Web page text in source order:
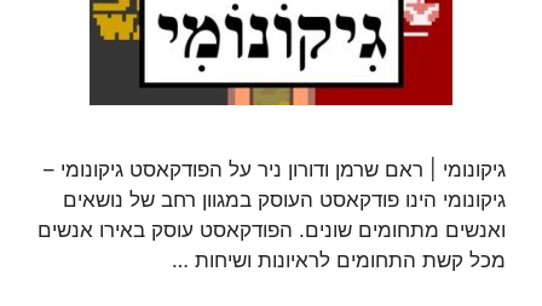
גיקונומי | ראם שרמן ודורון ניר על הפודקאסט גיקונומי –
גיקונומי הינו פודקאסט העוסק במגוון רחב של נושאים
ואנשים מתחומים שונים. הפודקאסט עוסק באירו אנשים
מכל קשת התחומים לראיונות ושיחות …